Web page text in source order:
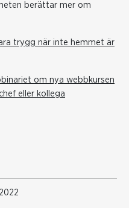
berättar mer om
trygg när inte hemmet är
om nya webbkursen
eller kollega